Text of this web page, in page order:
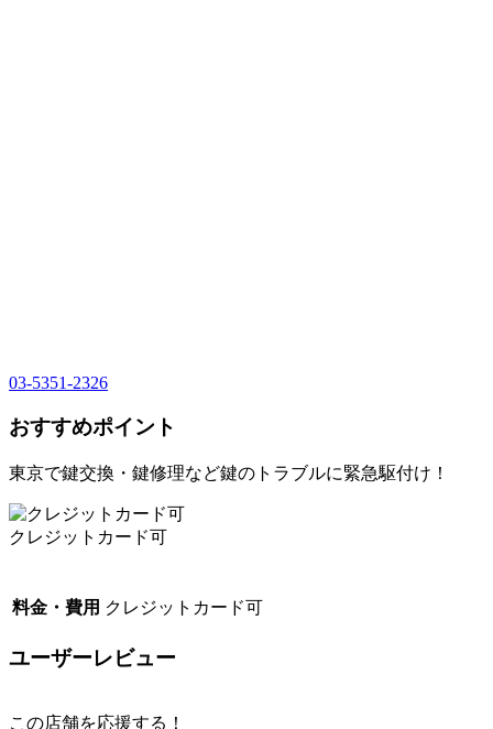
03-5351-2326
おすすめポイント
東京で鍵交換・鍵修理など鍵のトラブルに緊急駆付け！
クレジットカード可
料金・費用 クレジットカード可
ユーザーレビュー
この店舗を応援する！